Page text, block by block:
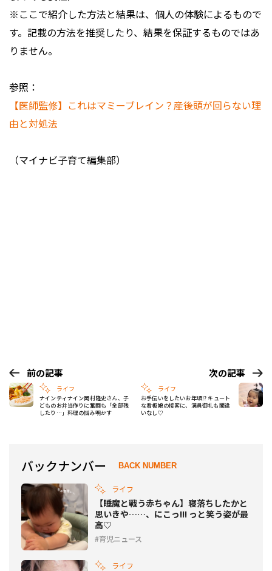
※ここで紹介した方法と結果は、個人の体験によるもので
す。記載の方法を推奨したり、結果を保証するものではあ
りません。
参照：
【医師監修】これはマミーブレイン？産後頭が回らない理
由と対処法
（マイナビ子育て編集部）
前の記事
ライフ
ナインティナイン岡村隆史さん、子
どものお弁当作りに奮闘も「全部残
したり…」料理の悩み明かす
次の記事
ライフ
お手伝いをしたいお年頃⁉ キュート
な看板娘の接客に、満員御礼も間違
いなし♡
バックナンバー BACK NUMBER
ライフ
【睡魔と戦う赤ちゃん】寝落ちしたかと
思いきや……、にこっ!!! っと笑う姿が最
高♡
育児ニュース
ライフ